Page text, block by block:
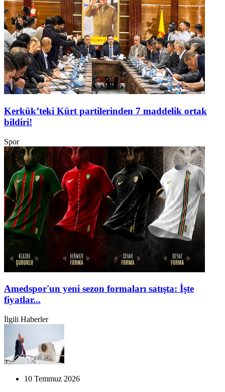
Kerkük’teki Kürt partilerinden 7 maddelik ortak
bildiri!
Spor
Amedspor'un yeni sezon formaları satışta: İşte
fiyatlar...
İlgili Haberler
10 Temmuz 2026